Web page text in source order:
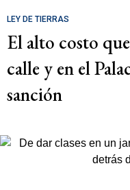
LEY DE TIERRAS
El alto costo
calle y en el
sanción